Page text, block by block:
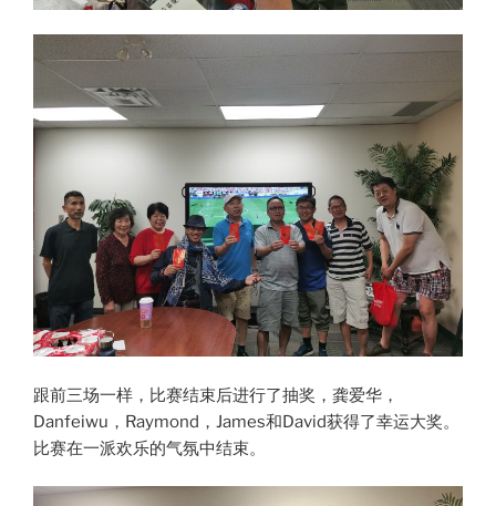
跟前三场一样，比赛结束后进行了抽奖，龚爱华，
Danfeiwu，Raymond，James和David获得了幸运大奖。
比赛在一派欢乐的气氛中结束。